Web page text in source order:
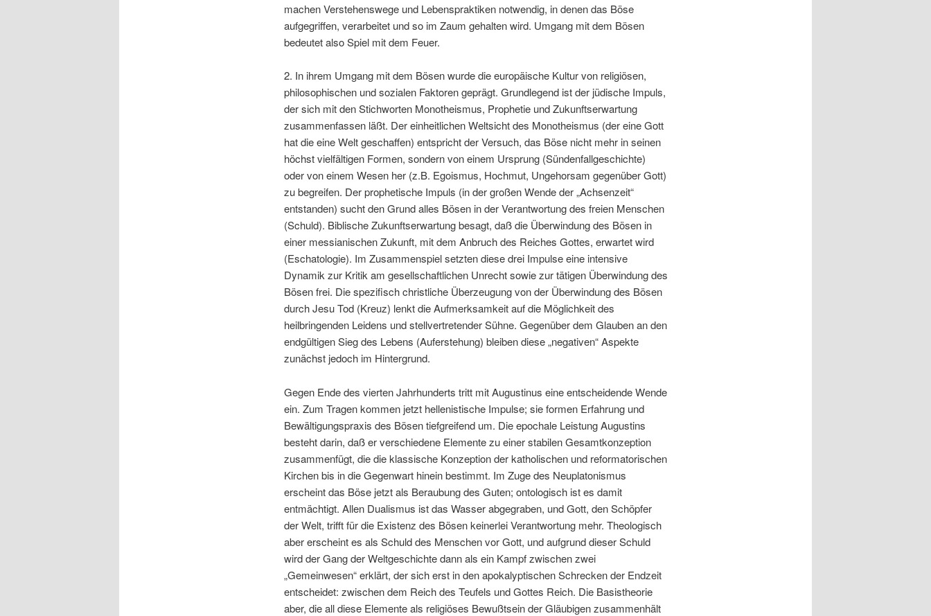
machen Verstehenswege und Lebenspraktiken notwendig, in denen das Böse
aufgegriffen, verarbeitet und so im Zaum gehalten wird. Umgang mit dem Bösen
bedeutet also Spiel mit dem Feuer.
2. In ihrem Umgang mit dem Bösen wurde die europäische Kultur von religiösen,
philosophischen und sozialen Faktoren geprägt. Grundlegend ist der jüdische Impuls,
der sich mit den Stichworten Monotheismus, Prophetie und Zukunftserwartung
zusammenfassen läßt. Der einheitlichen Weltsicht des Monotheismus (der eine Gott
hat die eine Welt geschaffen) entspricht der Versuch, das Böse nicht mehr in seinen
höchst vielfältigen Formen, sondern von einem Ursprung (Sündenfallgeschichte)
oder von einem Wesen her (z.B. Egoismus, Hochmut, Ungehorsam gegenüber Gott)
zu begreifen. Der prophetische Impuls (in der großen Wende der „Achsenzeit“
entstanden) sucht den Grund alles Bösen in der Verantwortung des freien Menschen
(Schuld). Biblische Zukunftserwartung besagt, daß die Überwindung des Bösen in
einer messianischen Zukunft, mit dem Anbruch des Reiches Gottes, erwartet wird
(Eschatologie). Im Zusammenspiel setzten diese drei Impulse eine intensive
Dynamik zur Kritik am gesellschaftlichen Unrecht sowie zur tätigen Überwindung des
Bösen frei. Die spezifisch christliche Überzeugung von der Überwindung des Bösen
durch Jesu Tod (Kreuz) lenkt die Aufmerksamkeit auf die Möglichkeit des
heilbringenden Leidens und stellvertretender Sühne. Gegenüber dem Glauben an den
endgültigen Sieg des Lebens (Auferstehung) bleiben diese „negativen“ Aspekte
zunächst jedoch im Hintergrund.
Gegen Ende des vierten Jahrhunderts tritt mit Augustinus eine entscheidende Wende
ein. Zum Tragen kommen jetzt hellenistische Impulse; sie formen Erfahrung und
Bewältigungspraxis des Bösen tiefgreifend um. Die epochale Leistung Augustins
besteht darin, daß er verschiedene Elemente zu einer stabilen Gesamtkonzeption
zusammenfügt, die die klassische Konzeption der katholischen und reformatorischen
Kirchen bis in die Gegenwart hinein bestimmt. Im Zuge des Neuplatonismus
erscheint das Böse jetzt als Beraubung des Guten; ontologisch ist es damit
entmächtigt. Allen Dualismus ist das Wasser abgegraben, und Gott, den Schöpfer
der Welt, trifft für die Existenz des Bösen keinerlei Verantwortung mehr. Theologisch
aber erscheint es als Schuld des Menschen vor Gott, und aufgrund dieser Schuld
wird der Gang der Weltgeschichte dann als ein Kampf zwischen zwei
„Gemeinwesen“ erklärt, der sich erst in den apokalyptischen Schrecken der Endzeit
entscheidet: zwischen dem Reich des Teufels und Gottes Reich. Die Basistheorie
aber, die all diese Elemente als religiöses Bewußtsein der Gläubigen zusammenhält